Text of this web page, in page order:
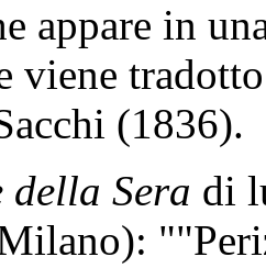
appare in
viene
(1836).
Sera di